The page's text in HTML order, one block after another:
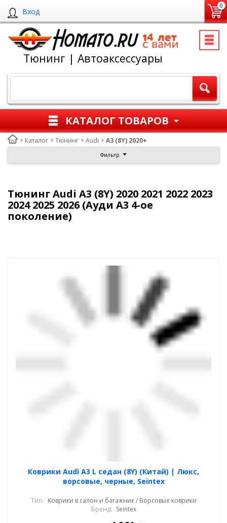
Вход
0
Тюнинг | Автоаксессуары
КАТАЛОГ ТОВАРОВ
Каталог Тюнинг Audi A3 (8Y) 2020+
Фильтр
Тюнинг Audi A3 (8Y) 2020 2021 2022 2023
2024 2025 2026 (Ауди А3 4-ое
поколение)
Коврики Audi A3 L седан (8Y) (Китай) | Люкс,
ворсовые, черные, Seintex
Тип: Коврики в салон и багажник / Ворсовые коврики
Бренд: Seintex